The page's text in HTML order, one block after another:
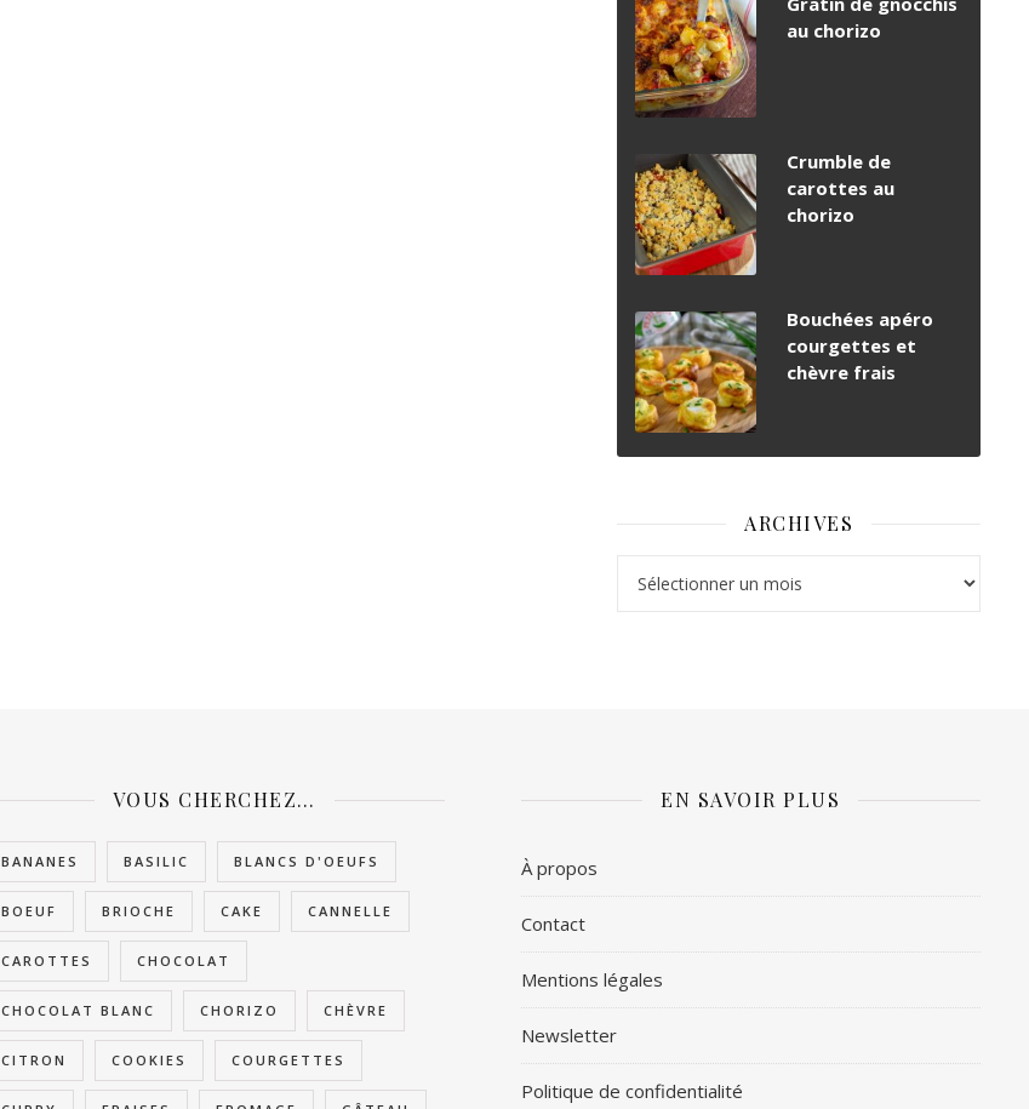
au chorizo
Crumble de
carottes au
chorizo
Bouchées apéro
courgettes et
chèvre frais
ARCHIVES
VOUS CHERCHEZ…
BANANES BASILIC BLANCS D'OEUFS
BOEUF BRIOCHE CAKE CANNELLE
CAROTTES CHOCOLAT
CHOCOLAT BLANC CHORIZO CHÈVRE
CITRON COOKIES COURGETTES
EN SAVOIR PLUS
À propos
Contact
Mentions légales
Newsletter
Politique de confidentialité